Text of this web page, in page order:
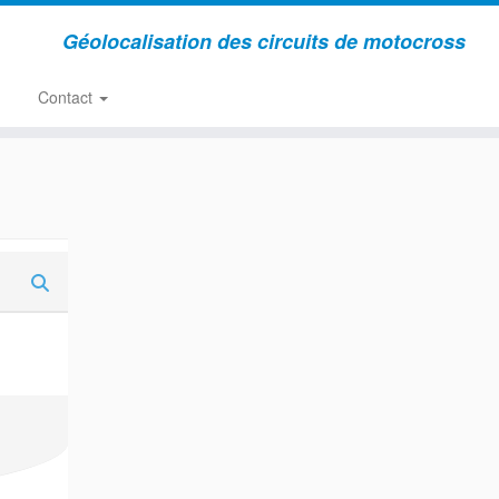
Géolocalisation des circuits de motocross
Contact